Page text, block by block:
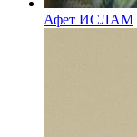
Афет ИСЛАМ